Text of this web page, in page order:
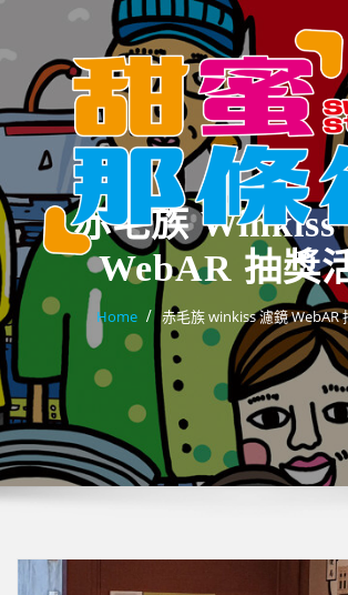
content
赤毛族 Winkiss
WebAR 抽獎
Home 赤毛族 winkiss 濾鏡 WebAR